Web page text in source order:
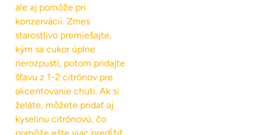
ale aj pomôže pri
konzervácii. Zmes
starostlivo premiešajte,
kým sa cukor úplne
nerozpustí, potom pridajte
šťavu z 1-2 citrónov pre
akcentovanie chuti. Ak si
želáte, môžete pridať aj
kyselinu citrónovú, čo